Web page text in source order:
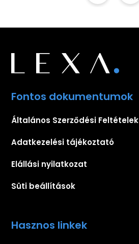
Fontos dokumentumok
Általános Szerződési Feltételek
Adatkezelési tájékoztató
Elállási nyilatkozat
Süti beállítások
Hasznos linkek